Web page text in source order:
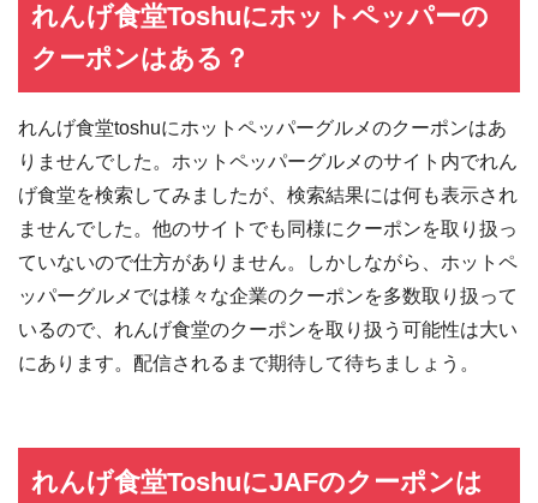
れんげ食堂Toshuにホットペッパーの
クーポンはある？
れんげ食堂toshuにホットペッパーグルメのクーポンはあ
りませんでした。ホットペッパーグルメのサイト内でれん
げ食堂を検索してみましたが、検索結果には何も表示され
ませんでした。他のサイトでも同様にクーポンを取り扱っ
ていないので仕方がありません。しかしながら、ホットペ
ッパーグルメでは様々な企業のクーポンを多数取り扱って
いるので、れんげ食堂のクーポンを取り扱う可能性は大い
にあります。配信されるまで期待して待ちましょう。
れんげ食堂ToshuにJAFのクーポンは